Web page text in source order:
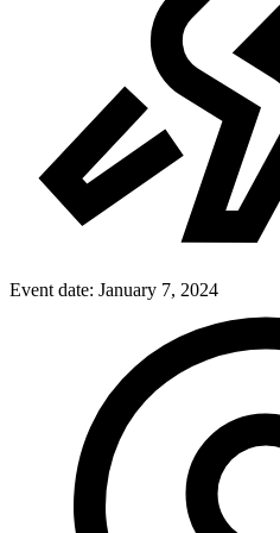
Event date: January 7, 2024